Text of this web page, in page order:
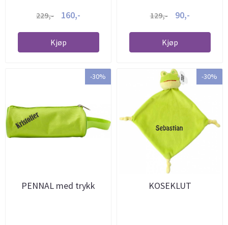
229,- 160,-
Kjøp
129,- 90,-
Kjøp
-30%
PENNAL med trykk
-30%
KOSEKLUT